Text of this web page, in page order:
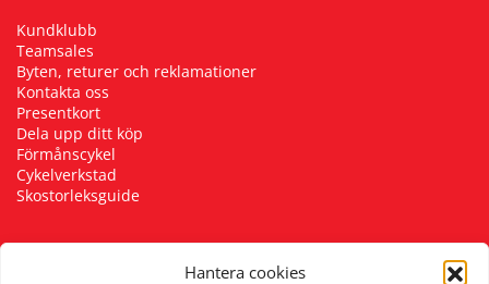
Hantera cookies
Kundklubb
Teamsales
Byten, returer och reklamationer
Kontakta oss
Presentkort
Dela upp ditt köp
Förmånscykel
Cykelverkstad
Skostorleksguide